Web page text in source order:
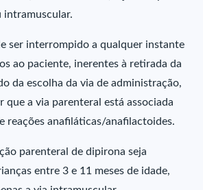
intramuscular.
ser interrompido a qualquer instante
ao paciente, inerentes à retirada da
da escolha da via de administração,
que a via parenteral está associada
reações anafiláticas/anafilactoides.
parenteral de dipirona seja
entre 3 e 11 meses de idade,